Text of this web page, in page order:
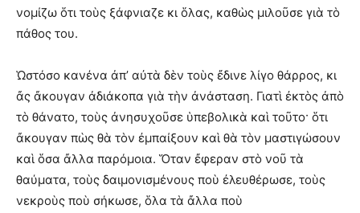
νομίζω ὅτι τοὺς ξάφνιαζε κι ὅλας, καθὼς μιλοῦσε γιὰ τὸ
πάθος του.
Ὡστόσο κανένα ἀπ’ αὐτὰ δὲν τοὺς ἔδινε λίγο θάρρος, κι
ἄς ἄκουγαν ἀδιάκοπα γιὰ τὴν ἀνάσταση. Γιατὶ ἐκτὸς ἀπὸ
τὸ θάνατο, τοὺς ἀνησυχοῦσε ὑπεβολικὰ καὶ τοῦτο· ὅτι
ἄκουγαν πὼς θὰ τὸν ἐμπαίξουν καὶ θὰ τὸν μαστιγώσουν
καὶ ὅσα ἄλλα παρόμοια. Ὅταν ἔφεραν στὸ νοῦ τὰ
θαύματα, τοὺς δαιμονισμένους ποὺ ἐλευθέρωσε, τοὺς
νεκροὺς ποὺ σήκωσε, ὅλα τὰ ἄλλα ποὺ